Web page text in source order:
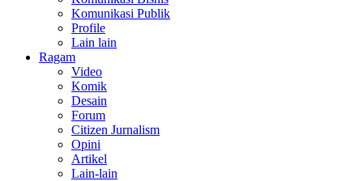
Komunikasi Publik
Profile
Lain lain
Ragam
Video
Komik
Desain
Forum
Citizen Jurnalism
Opini
Artikel
Lain-lain